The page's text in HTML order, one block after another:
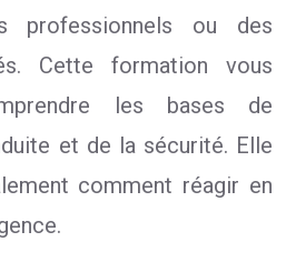
professionnels ou des
Cette formation vous
les bases de
et de la sécurité. Elle
comment réagir en